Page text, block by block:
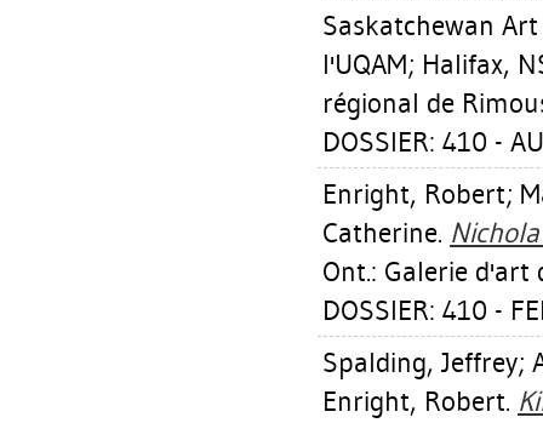
Saskatchewan
l'UQAM; Halifax,
régional de
DOSSIER: 410 -
Enright, Robert;
Catherine.
Ont.: Galerie
DOSSIER: 410 -
Spalding, Jeffrey;
Enright, Robert.